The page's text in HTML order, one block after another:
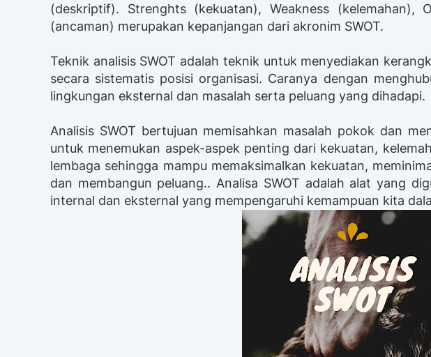
(deskriptif). Strenghts (kekuatan), Weakness (kelemahan),
(ancaman) merupakan kepanjangan dari akronim SWOT.
Teknik analisis SWOT adalah teknik untuk menyediakan
secara sistematis posisi organisasi. Caranya dengan
lingkungan eksternal dan masalah serta peluang yang dihadapi.
Analisis SWOT bertujuan memisahkan masalah pokok dan
untuk menemukan aspek-aspek penting dari kekuatan,
lembaga sehingga mampu memaksimalkan kekuatan,
dan membangun peluang.. Analisa SWOT adalah alat yang
internal dan eksternal yang mempengaruhi kemampuan kita